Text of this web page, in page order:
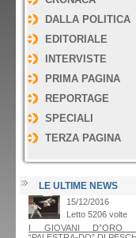
DALLA POLITICA
EDITORIALE
INTERVISTE
PRIMA PAGINA
REPORTAGE
SPECIALI
TERZA PAGINA
LE ULTIME NEWS